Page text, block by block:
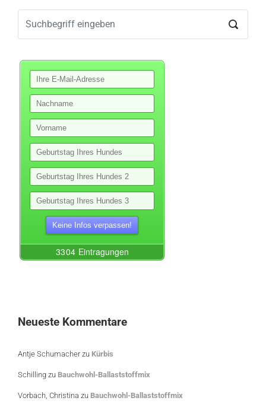
Neueste Kommentare
Antje Schumacherzu Kürbis
Schilling zu Bauchwohl-Ballaststoffmix
Vorbach, Christina zu Bauchwohl-Ballaststoffmix